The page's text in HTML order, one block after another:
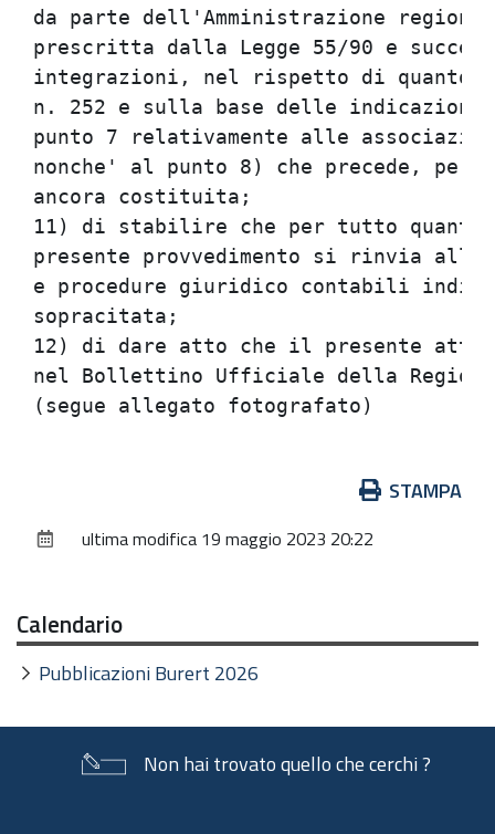
da parte
prescritta dalla Legge 55/
integrazioni, nel rispetto di
n. 252 e sulla base delle
punto 7 relativamente alle
nonche' al punto 8) che
ancora
11) di stabilire che per tutto
presente provvedimento si
e procedure giuridico
12) di dare atto che il
nel Bollettino Ufficiale
documento
STAMPA
ultima modifica 19 maggio 2023 20:22
Calendario
Pubblicazioni Burert 2026
Non hai trovato quello che cerchi ?